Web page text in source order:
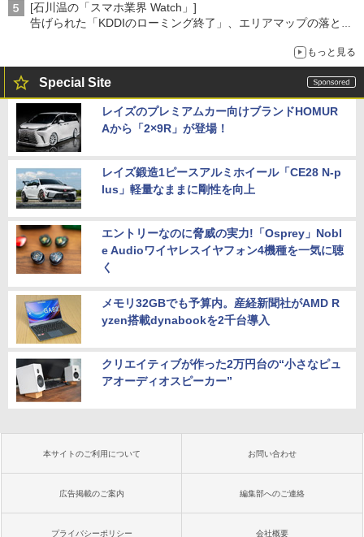
[石川温の「スマホ業界 Watch」]
告げられた「KDDIのローミング終了」、エリアマップの落とし
もっと見る
Special Site
レイズのプレミアムカー向けブランドHOMUR
Aから「2×9R」が登場！
レイズ鍛造1ピースアルミホイール「CE28 N-p
lus」軽量なままに剛性を向上
エントリーなのに脅威の実力!「Osprey」Nobl
e Audioワイヤレスイヤフォン4機種を一気に聴
く
メモリ32GBでも予算内。産経新聞社がAMD R
yzen搭載dynabookを2千台導入
クリエイティブが作った2万円台の“小さなピュ
アオーディオスピーカー”
本サイトのご利用について お問い合わせ
広告掲載のご案内 編集部へのご連絡
プライバシーポリシー 会社概要